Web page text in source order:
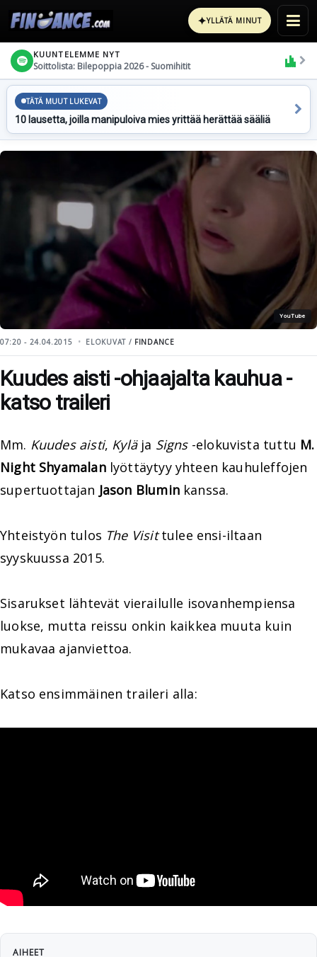
✦YLLÄTÄ MINUT
KUUNTELEMME NYT
Soittolista: Bilepoppia 2026 - Suomihitit
TÄTÄ MUUT LUKEVAT
10 lausetta, joilla manipuloiva mies yrittää herättää sääliä
YouTube
07:20 - 24.04.2015 ELOKUVAT / FINDANCE
Kuudes aisti -ohjaajalta kauhua -
katso traileri
Mm. Kuudes aisti, Kyläja Signs-elokuvista tuttu M.
Night Shyamalanlyöttäytyy yhteen kauhuleffojen
supertuottajan Jason Bluminkanssa.
Yhteistyön tulos The Visittulee ensi-iltaan
syyskuussa 2015.
Sisarukset lähtevät vierailulle isovanhempiensa
luokse, mutta reissu onkin kaikkea muuta kuin
mukavaa ajanviettoa.
Katso ensimmäinen traileri alla:
AIHEET